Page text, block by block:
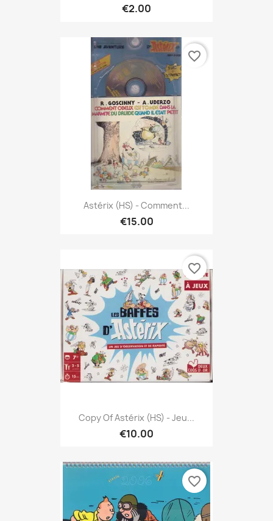
€2.00
Astérix (HS) - Comment...
€15.00
favorite_border
Copy Of Astérix (HS) - Jeu...
€10.00
favorite_border
favorite_border